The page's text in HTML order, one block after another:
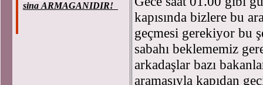
sina ARMAGANIDIR!
kapısında bizlere bu
geçmesi gerekiyor bu
sabahı beklememiz
arkadaşlar bazı
aramasıyla kapıdan